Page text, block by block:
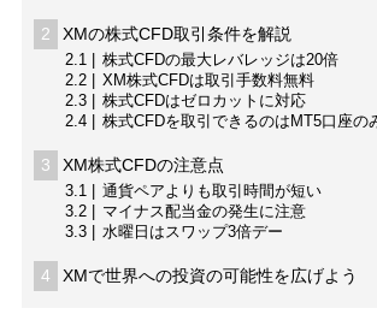
2 XMの株式CFD取引条件を解説
2.1
株式CFDの最大レバレッジは20倍
2.2
XM株式CFDは取引手数料無料
2.3
株式CFDはゼロカットに対応
2.4
株式CFDを取引できるのはMT5口座の
3 XM株式CFDの注意点
3.1
通貨ペアよりも取引時間が短い
3.2
マイナス配当金の発生に注意
3.3
水曜日はスワップ3倍デー
4 XMで世界への投資の可能性を広げよう